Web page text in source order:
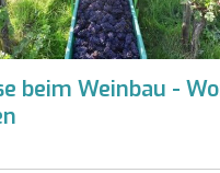
beim Weinbau -